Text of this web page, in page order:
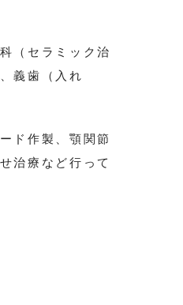
（セラミック治
義歯（入れ
ド作製、顎関節
治療など行って